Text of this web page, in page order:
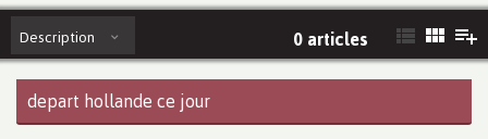
Description 0 articles
depart hollande ce jour